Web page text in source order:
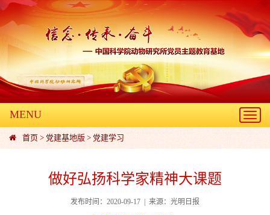
MENU
首页 > 党建基地版 > 党建学习
做好弘扬科学家精神大课题
发布时间：2020-09-17 | 来源：光明日报